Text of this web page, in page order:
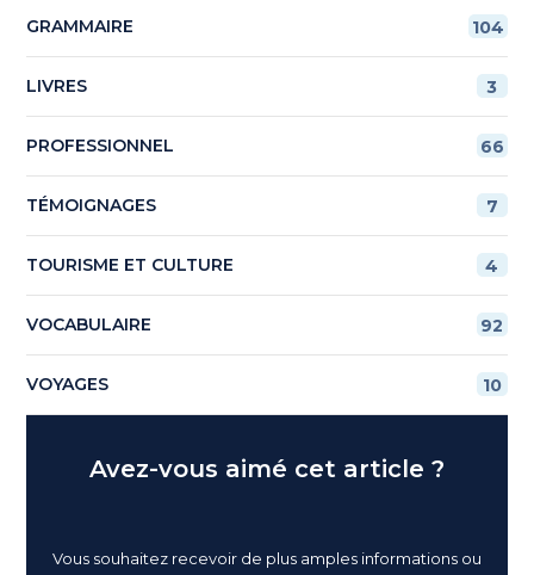
GRAMMAIRE 104
LIVRES 3
PROFESSIONNEL 66
TÉMOIGNAGES 7
TOURISME ET CULTURE 4
VOCABULAIRE 92
VOYAGES 10
Avez-vous aimé cet article ?
Vous souhaitez recevoir de plus amples informations ou